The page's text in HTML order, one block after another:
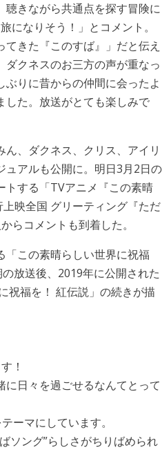
聴きながら共通点を探す冒険に
になりそう！」とコメント。
きた『このすば』」だと伝え
クネスのお三方の声が重なっ
りに昔からの仲間に会ったよ
した。放送がとても楽しみで
ん、ダクネス、クリス、アイリ
ュアルも公開に。明日3月2日の
トする「TVアニメ『この素晴
映全国 グリーティング『ただ
らコメントも到着した。
「この素晴らしい世界に祝福
放送後、2019年に公開された
祝福を！ 紅伝説」の続きが描
！
に日々を過ごせるなんてとって
ーマにしています。
ソング”らしさがちりばめられ